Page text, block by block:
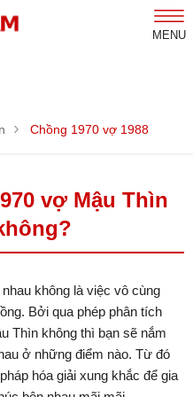
MENU
Chồng 1970 vợ 1988
vợ Mậu Thìn
không là việc vô cùng
Bởi qua phép phân tích
Thìn không thì bạn sẽ nắm
ở những điểm nào. Từ đó
hóa giải xung khắc để gia